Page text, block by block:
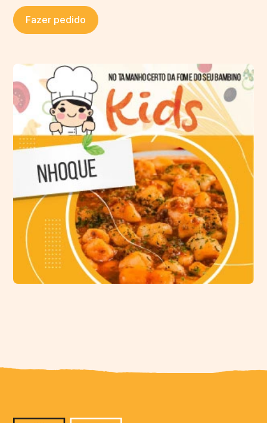
Fazer pedido